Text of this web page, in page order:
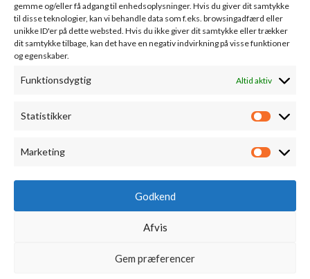
gemme og/eller få adgang til enhedsoplysninger. Hvis du giver dit samtykke
til disse teknologier, kan vi behandle data som f.eks. browsingadfærd eller
unikke ID'er på dette websted. Hvis du ikke giver dit samtykke eller trækker
dit samtykke tilbage, kan det have en negativ indvirkning på visse funktioner
og egenskaber.
Funktionsdygtig Altid aktiv
Statistikker
Marketing
Godkend
Afvis
Gem præferencer
Valdeorras
Weinviertel Østrig
KUNDESERVICE
Om os
Handelsbetingelser
Bestilling & levering